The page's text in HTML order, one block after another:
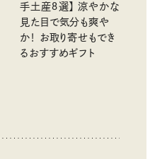
手土産８選】 涼やかな
見た目で気分も爽や
か！ お取り寄せもでき
るおすすめギフト